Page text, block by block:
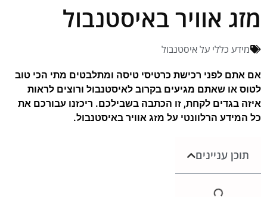
מזג אוויר באיסטנבול
מידע כללי על איסטנבול
אם אתם לפני רכישת כרטיסי טיסה ומתלבטים מתי הכי טוב
לטוס או שאתם מגיעים בקרוב לאיסטנבול ורוצים לראות
איזה בגדים לקחת, זו הכתבה בשבילכם. ריכזנו עבורכם את
כל המידע הרלוונטי על מזג אוויר באיסטנבול.
תוכן עניינים